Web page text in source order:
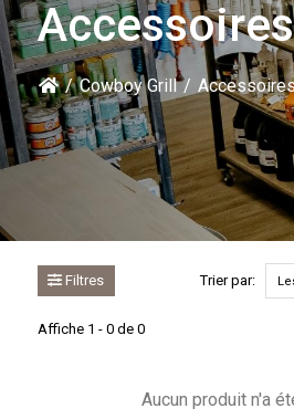
Accessoires
/ Cowboy Grill /
Filtres
Affiche 1 - 0 de 0
Trier par:
Aucun produit n'a